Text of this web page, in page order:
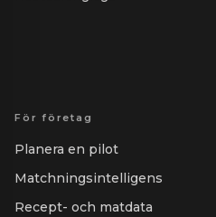
För företag
Planera en pilot
Matchningsintelligens
Recept- och matdata